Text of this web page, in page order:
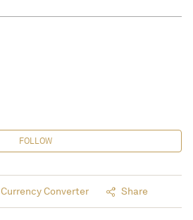
FOLLOW
Currency Converter Share